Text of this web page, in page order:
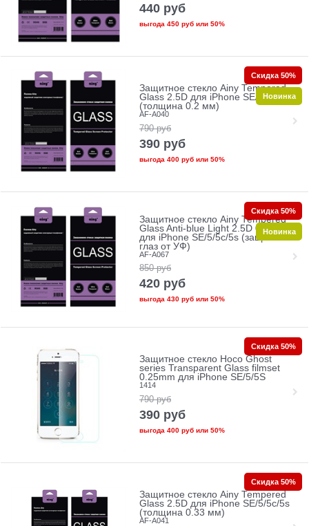
440 руб
выгода 450 рубили 50%
Защитное стекло Ainy Tempered
Glass 2.5D для iPhone SE/5/5c/5s
(толщина 0.2 мм)
AF-A040
790 руб
390 руб
выгода 400 рубили 50%
Скидка 50%
Новинка
Защитное стекло Ainy Tempered
Glass Anti-blue Light 2.5D 0.33mm
для iPhone SE/5/5c/5s (защита
глаз от УФ)
AF-A067
850 руб
420 руб
выгода 430 рубили 50%
Скидка 50%
Новинка
Защитное стекло Hoco Ghost
series Transparent Glass filmset
0.25mm для iPhone SE/5/5S
1414
790 руб
390 руб
выгода 400 рубили 50%
Скидка 50%
Защитное стекло Ainy Tempered
Glass 2.5D для iPhone SE/5/5c/5s
(толщина 0.33 мм)
AF-A041
Скидка 50%